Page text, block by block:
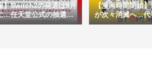
】Switch2の発送は9月
…任天堂公式の抽選方
満の声相次ぐ
【漫画時間閉鎖
が次々消滅へ…代
アプリ一択”か